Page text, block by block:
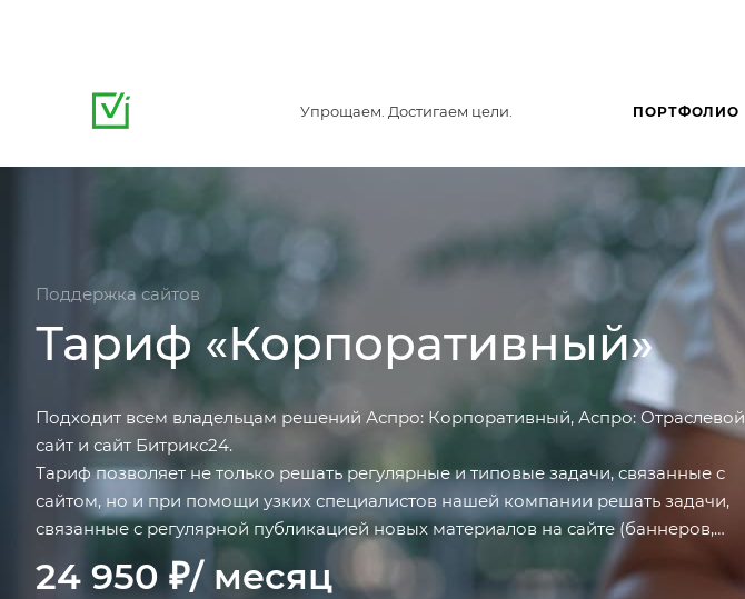
Упрощаем. Достигаем цели. ПОРТФОЛИО
Поддержка сайтов
Тариф «Корпоративный»
Подходит всем владельцам решений Аспро: Корпоративный, Аспро: Отраслевой
сайт и сайт Битрикс24.
Тариф позволяет не только решать регулярные и типовые задачи, связанные с
сайтом, но и при помощи узких специалистов нашей компании решать задачи,
связанные с регулярной публикацией новых материалов на сайте (баннеров,
статей, новостей, акций, продукции, услуг, цен и т.д.).
24 950 ₽/ месяц